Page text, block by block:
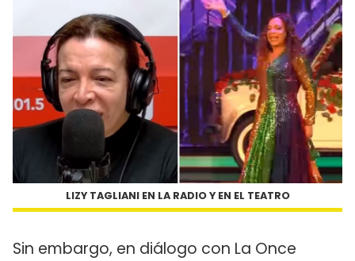
LIZY TAGLIANI EN LA RADIO Y EN EL TEATRO
Sin embargo, en diálogo con La Once